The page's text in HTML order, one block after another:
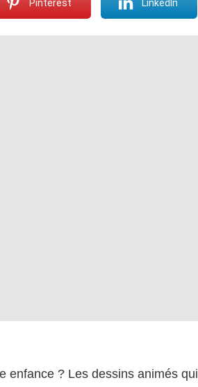
Pinterest LinkedIn
enfance ? Les dessins animés qui